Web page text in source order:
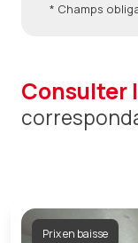
* Champs
Prix en baisse